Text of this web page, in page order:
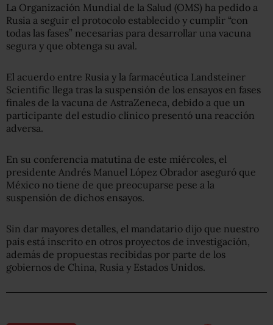
La Organización Mundial de la Salud (OMS) ha pedido a
Rusia a seguir el protocolo establecido y cumplir “con
todas las fases” necesarias para desarrollar una vacuna
segura y que obtenga su aval.
El acuerdo entre Rusia y la farmacéutica Landsteiner
Scientific llega tras la suspensión de los ensayos en fases
finales de la vacuna de AstraZeneca, debido a que un
participante del estudio clínico presentó una reacción
adversa.
En su conferencia matutina de este miércoles, el
presidente Andrés Manuel López Obrador aseguró que
México no tiene de que preocuparse pese a la
suspensión de dichos ensayos.
Sin dar mayores detalles, el mandatario dijo que nuestro
país está inscrito en otros proyectos de investigación,
además de propuestas recibidas por parte de los
gobiernos de China, Rusia y Estados Unidos.